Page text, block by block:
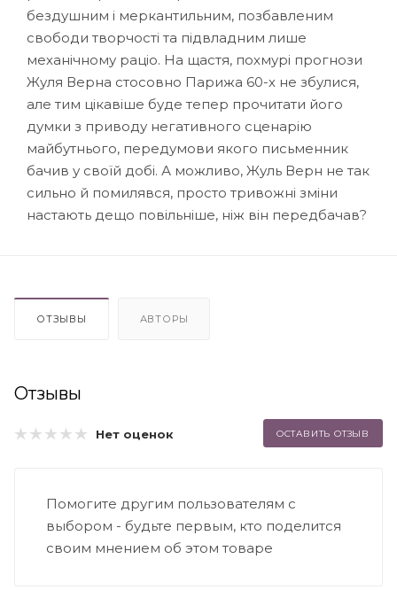
бездушним і меркантильним, позбавленим
свободи творчості та підвладним лише
механічному раціо. На щастя, похмурі прогнози
Жуля Верна стосовно Парижа 60-х не збулися,
але тим цікавіше буде тепер прочитати його
думки з приводу негативного сценарію
майбутнього, передумови якого письменник
бачив у своїй добі. А можливо, Жуль Верн не так
сильно й помилявся, просто тривожні зміни
настають дещо повільніше, ніж він передбачав?
ОТЗЫВЫ АВТОРЫ
Отзывы
Нет оценок ОСТАВИТЬ ОТЗЫВ
Помогите другим пользователям с
выбором - будьте первым, кто поделится
своим мнением об этом товаре